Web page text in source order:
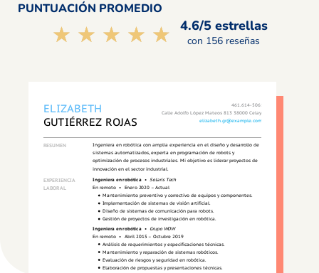
PUNTUACIÓN PROMEDIO
☆☆☆☆☆
★★★★★ 4.6/5 estrellas
con 156 reseñas